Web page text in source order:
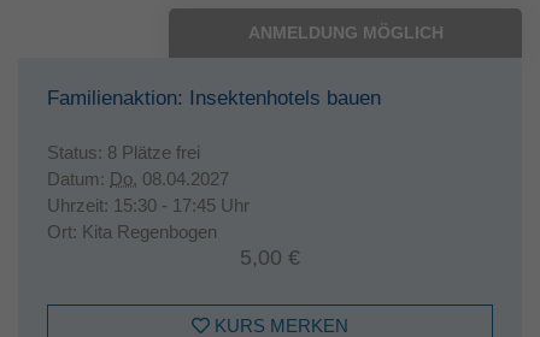
ANMELDUNG MÖGLICH
Familienaktion: Insektenhotels bauen
Status: 8 Plätze frei
Datum: Do. 08.04.2027
Uhrzeit: 15:30 - 17:45 Uhr
Ort: Kita Regenbogen
5,00 €
KURS MERKEN